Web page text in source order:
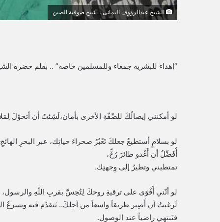
الشيخ عبدالرؤوف اليمانى... شيخ صوفية الصين
“إهداء للبشرية جمعاء وللمسلمين خاصة” .. بقلم حضرة
لو أمكنني إيصالُكَ للضّفّةِ الأخرى بأمان،لَشِئتُ أن أتحوّلَ
لو بسلامٍ أستطيعُ جعلكَ تَعْبُرُ صحراءَ حياتِك، عبر البحرِ الهائجِ
أُفَضِّلُ أن أَغْدو طائرَ رُخٍّ،
تمتطيني وتطيرُ إلى وِجهتِك.
لو أنّني أَقْوَى على ترقيةِ روحكَ لِتُحِسَّ بقربِ اللّهِ والرسول،
لَرغبتُ أن أَصِير طريقاً واسعاً من أجلكَ.. تَتقدّم فيه وتسرعُ
فتَنتهي راضياً عند الوصول.